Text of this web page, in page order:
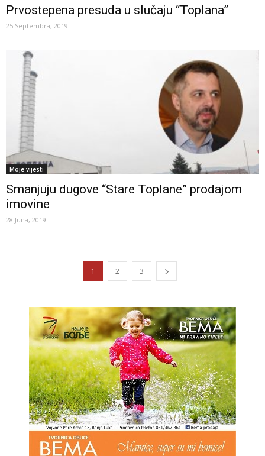
Prvostepena presuda u slučaju “Toplana”
25 Septembra, 2019
Moje vijesti
Smanjuju dugove “Stare Toplane” prodajom
imovine
28 Juna, 2019
1 2 3